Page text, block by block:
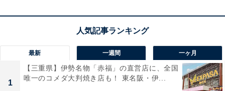
端麗」は顔や姿が整い、外見が美しいさまを表す四字熟
語です。
最新 一週間 一ヶ月
1
【三重県】伊勢名物「赤福」の直営店に、全国
唯一のコメダ大判焼き店も！ 東名阪・伊...